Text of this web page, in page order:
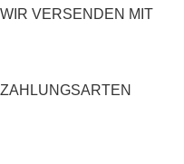
WIR VERSENDEN MIT
ZAHLUNGSARTEN